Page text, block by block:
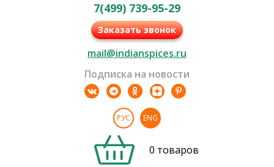
7(499) 739-95-29
Заказать звонок
mail@indianspices.ru
Подписка на новости
РУС ENG
0 товаров